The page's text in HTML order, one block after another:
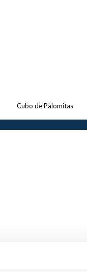
Cubo de Palomitas